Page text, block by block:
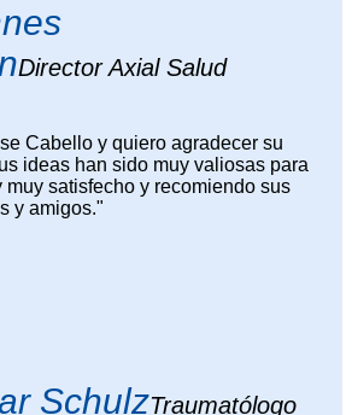
Director Axial Salud
Cabello y quiero agradecer su
ideas han sido muy valiosas para
muy satisfecho y recomiendo sus
y amigos."
SchulzTraumatólogo